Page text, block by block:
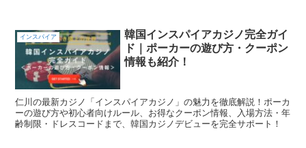
インスパイア
韓国インスパイアカジノ完全ガイ
ド｜ポーカーの遊び方・クーポン
情報も紹介！
仁川の最新カジノ「インスパイアカジノ」の魅力を徹底解説！ポーカ
ーの遊び方や初心者向けルール、お得なクーポン情報、入場方法・年
齢制限・ドレスコードまで、韓国カジノデビューを完全サポート！